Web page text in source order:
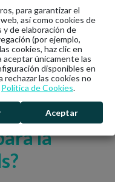
la
para garantizar el
así como cookies de
y de elaboración de
(por ejemplo,
cookies, haz clic en
aceptar únicamente las
disponibles en
rechazar las cookies no
Política de Cookies.
Aceptar